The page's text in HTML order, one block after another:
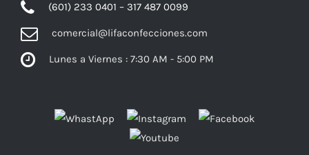
(601) 233 0401 – 317 487 0099
comercial@lifaconfecciones.com
Lunes a Viernes : 7:30 AM - 5:00 PM
Facebook